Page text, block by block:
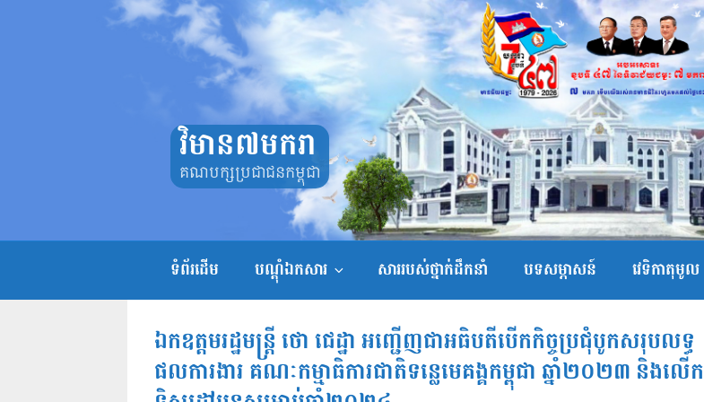
វិមាន៧មករា
គណបក្សប្រជាជនកម្ពុជា
ទំព័រដើម បណ្តុំឯកសារ សាររបស់ថ្នាក់ដឹកនាំ បទសម្ភាសន៍ វេទិកាតុមូល
ឯកឧត្តមរដ្ឋមន្ត្រី ថោ ជេដ្ឋា អញ្ជើញជាអធិបតីបើកកិច្ចប្រជុំបូកសរុបលទ្ធ
ផលការងារ គណៈកម្មាធិការជាតិទន្លេមេគង្គកម្ពុជា ឆ្នាំ២០២៣ និងលើក